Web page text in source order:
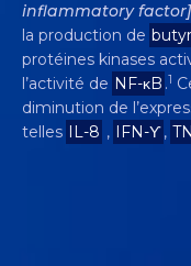
inflammatory
la production de
protéines kinases
l’activité de NF-κB .1
diminution de
telles IL-8 , IFN-ϒ,